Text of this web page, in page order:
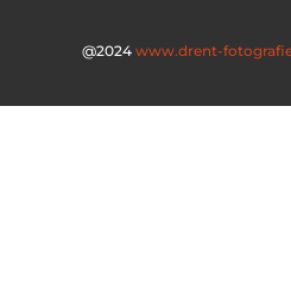
@2024 www.drent-